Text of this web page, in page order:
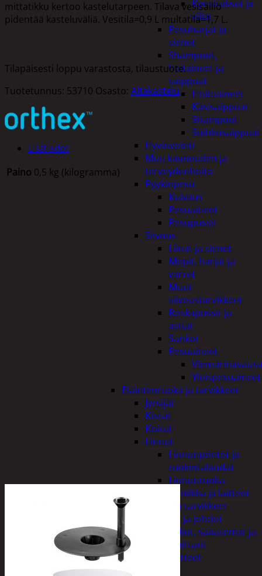
Kynsisakset ja
viilat
Pesuharjat ja -
sienet
Shampoot,
hoitaineet ja
saippuat
Hoitoaineet
Käsisaippuat
Shampoot
Suihkusaippuat
Hyvinvointi
Muu kauneuden ja
terveydenhoito
Pyykinpesu
Kuivaus
Pesuaineet
Pesupussit
Siivous
Liinat ja sienet
Mopit, harjat ja
varret
Muut
siivoustarvikkeet
Roskapussit ja -
astiat
Sankot
Pesuaineet
Yleispesuaineet
Eläintenruoka ja tarvikkeet
Jyrsijät
Kissat
Koirat
Linnut
Linnunpöntöt ja
ruokintalaudat
Linnunruoka
Kodin elektroniikka ja laitteet
Imurit ja tarvikkeet
Kaapelit ja johdot
Kelloradiot, sääasemat ja
lämpömittarit
Oheislaitteet
mittatikku kertoo kastelutarpeen. Tilava vesisäiliö
pidentää kasteluväliä. Vesitila=0,9 L multatila=1,7 L.
Tilapäisesti loppu varastosta, tilaustuote.
Tuotetunnus: 53710 Osasto: Altakastelu
Lisätiedot
Paino 0,5 kg (kilogramma)